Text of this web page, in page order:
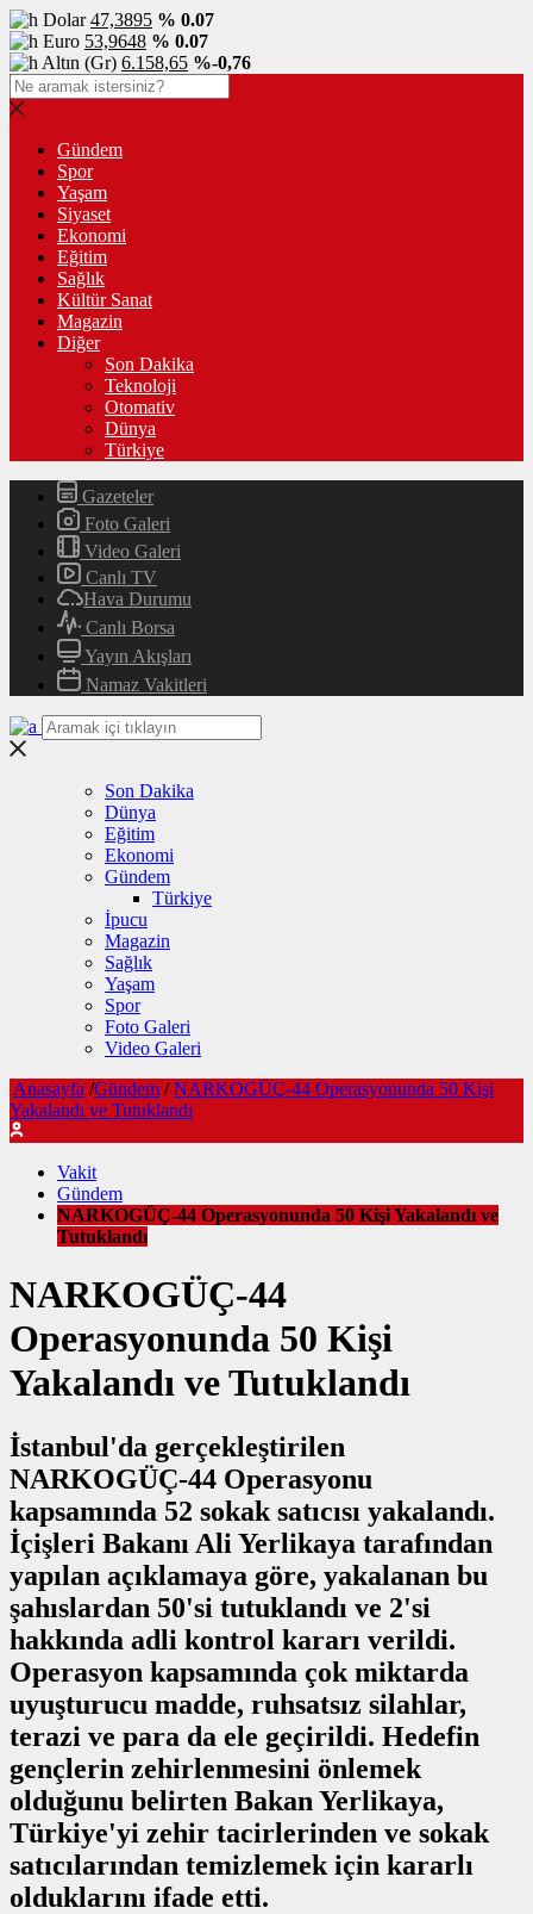
Dolar47,3895 % 0.07
Euro 53,9648 % 0.07
Altın (Gr) 6.158,65 %-0,76
Gündem
Spor
Yaşam
Siyaset
Ekonomi
Eğitim
Sağlık
Kültür Sanat
Magazin
Diğer
Son Dakika
Teknoloji
Otomativ
Dünya
Türkiye
Gazeteler
Foto Galeri
Video Galeri
Canlı TV
Hava Durumu
Canlı Borsa
Yayın Akışları
Namaz Vakitleri
Son Dakika
Dünya
Eğitim
Ekonomi
Gündem
Türkiye
İpucu
Magazin
Sağlık
Yaşam
Spor
Foto Galeri
Video Galeri
Anasayfa /Gündem / NARKOGÜÇ-44 Operasyonunda 50 Kişi
Yakalandı ve Tutuklandı
Vakit
Gündem
NARKOGÜÇ-44 Operasyonunda 50 Kişi Yakalandı ve
Tutuklandı
NARKOGÜÇ-44
Operasyonunda 50 Kişi
Yakalandı ve Tutuklandı
İstanbul'da gerçekleştirilen
NARKOGÜÇ-44 Operasyonu
kapsamında 52 sokak satıcısı yakalandı.
İçişleri Bakanı Ali Yerlikaya tarafından
yapılan açıklamaya göre, yakalanan bu
şahıslardan 50'si tutuklandı ve 2'si
hakkında adli kontrol kararı verildi.
Operasyon kapsamında çok miktarda
uyuşturucu madde, ruhsatsız silahlar,
terazi ve para da ele geçirildi. Hedefin
gençlerin zehirlenmesini önlemek
olduğunu belirten Bakan Yerlikaya,
Türkiye'yi zehir tacirlerinden ve sokak
satıcılarından temizlemek için kararlı
olduklarını ifade etti.